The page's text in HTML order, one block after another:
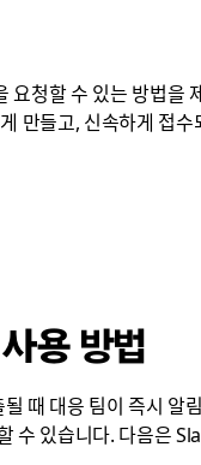
청할 수 있는 방법
만들고, 신속하게 접
용 방법
때 대응 팀이 즉시
수 있습니다. 다음은